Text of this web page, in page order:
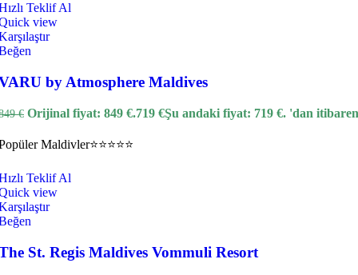
Teklif Al
view
by Atmosphere Maldives
€ Orijinal fiyat: 849 €.719 €Şu andaki fiyat: 719 €. 'dan itibaren
Maldivler⭐⭐⭐⭐⭐
Teklif Al
view
St. Regis Maldives Vommuli Resort